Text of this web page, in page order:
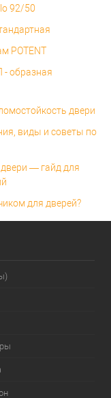
92/50
POTENT
- образная
двери
виды и советы по
— гайд для
для дверей?